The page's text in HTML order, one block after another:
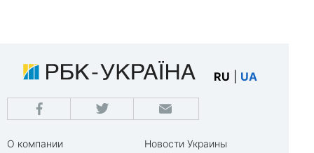
RU UA
О компании
Новости Украины